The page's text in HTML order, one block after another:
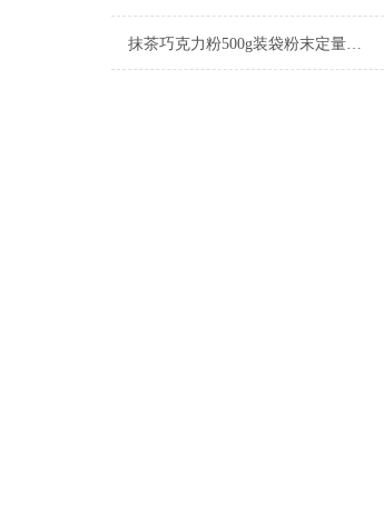
抹茶巧克力粉500g装袋粉末定量灌装机